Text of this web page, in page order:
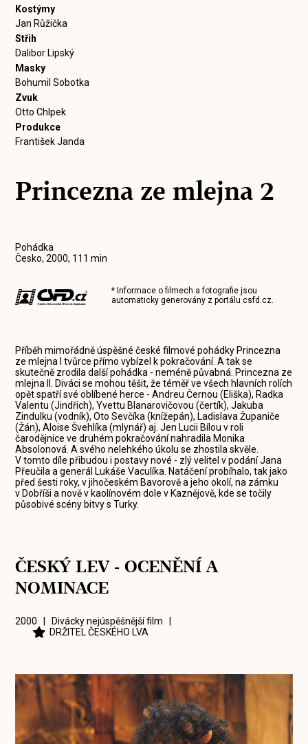
Kostýmy
Jan Růžička
Střih
Dalibor Lipský
Masky
Bohumil Sobotka
Zvuk
Otto Chlpek
Produkce
František Janda
Princezna ze mlejna 2
Pohádka
Česko, 2000, 111 min
* Informace o filmech a fotografie jsou
automaticky generovány z portálucsfd.cz.
Příběh mimořádně úspěšné české filmové pohádky Princezna
ze mlejna I tvůrce přímo vybízel k pokračování. A tak se
skutečně zrodila další pohádka - neméně půvabná. Princezna ze
mlejna II. Diváci se mohou těšit, že téměř ve všech hlavních rolích
opět spatří své oblíbené herce - Andreu Černou (Eliška), Radka
Valentu (Jindřich), Yvettu Blanarovičovou (čertík), Jakuba
Zindulku (vodník), Oto Sevčíka (knížepán), Ladislava Županiče
(Žán), Aloise Švehlíka (mlynář) aj. Jen Lucii Bílou v roli
čarodějnice ve druhém pokračování nahradila Monika
Absolonová. A svého nelehkého úkolu se zhostila skvěle.
V tomto díle přibudou i postavy nové - zlý velitel v podání Jana
Přeučila a generál Lukáše Vaculíka. Natáčení probíhalo, tak jako
před šesti roky, v jihočeském Bavorově a jeho okolí, na zámku
v Dobříši a nově v kaolínovém dole v Kaznějově, kde se točily
působivé scény bitvy s Turky.
ČESKÝ LEV - OCENĚNÍ A
NOMINACE
2000 | Divácky nejúspěšnější film |
DRŽITEL ČESKÉHO LVA